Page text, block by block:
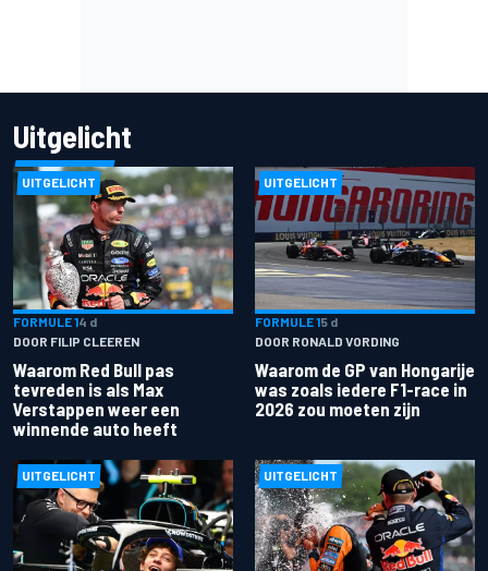
Uitgelicht
UITGELICHT
FORMULE 14 d
DOOR FILIP CLEEREN
Waarom Red Bull pas
tevreden is als Max
Verstappen weer een
winnende auto heeft
UITGELICHT
FORMULE 15 d
DOOR RONALD VORDING
Waarom de GP van Hongarije
was zoals iedere F1-race in
2026 zou moeten zijn
UITGELICHT UITGELICHT